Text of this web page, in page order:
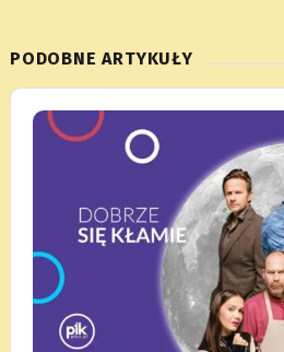
PODOBNE ARTYKUŁY